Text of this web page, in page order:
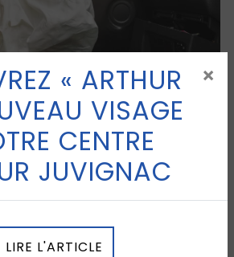
« ARTHUR
VISAGE
CENTRE
JUVIGNAC
×
LIRE L'ARTICLE